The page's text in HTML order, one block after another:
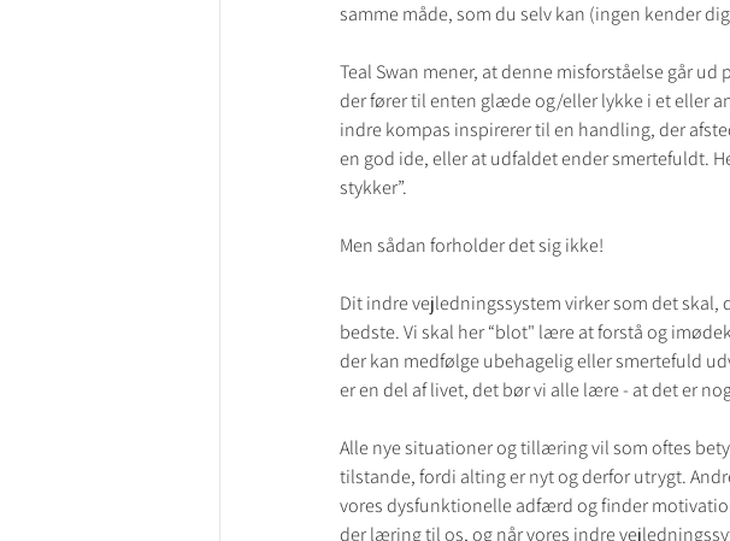
samme måde, som du selv kan (ingen kender
Teal Swan mener, at denne misforståelse går
der fører til enten glæde og/eller lykke i et eller
indre kompas inspirerer til en handling, der
en god ide, eller at udfaldet ender smertefuldt.
stykker”.
Men sådan forholder det sig ikke!
Dit indre vejledningssystem virker som det
bedste. Vi skal her “blot" lære at forstå og
der kan medfølge ubehagelig eller smertefuld
er en del af livet, det bør vi alle lære - at det er
Alle nye situationer og tillæring vil som oftes
tilstande, fordi alting er nyt og derfor utrygt.
vores dysfunktionelle adfærd og finder
der læring til os, og når vores indre